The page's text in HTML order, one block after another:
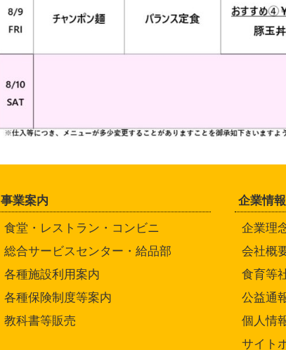
事業案内
食堂・レストラン・コンビニ
総合サービスセンター・給品部
各種施設利用案内
各種保険制度等案内
教科書等販売
企業情報
企業理
会社概
食育等
公益通
個人情
サイト